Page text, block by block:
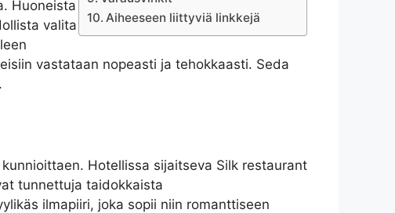
Aiheeseen liittyviä linkkejä
Huoneista
valita
vastataan nopeasti ja tehokkaasti. Seda
Hotellissa sijaitseva Silk restaurant
tunnettuja taidokkaista
ilmapiiri, joka sopii niin romanttiseen